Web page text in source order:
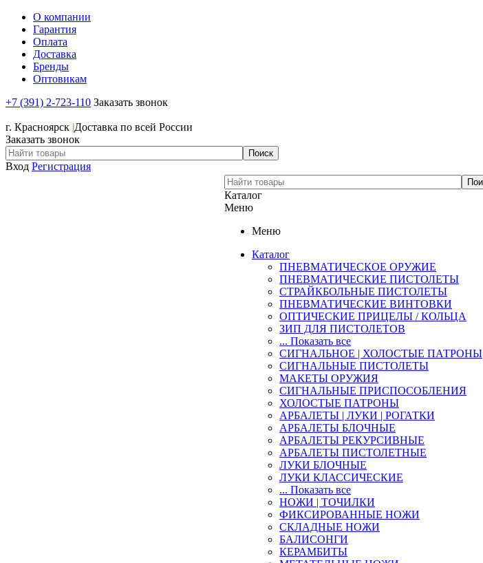
О компании
Гарантия
Оплата
Доставка
Бренды
Оптовикам
+7 (391) 2-723-110 Заказать звонок
г. Красноярск |Доставка по всей России
Заказать звонок
Вход Регистрация
Каталог
Меню
Меню
Каталог
ПНЕВМАТИЧЕСКОЕ ОРУЖИЕ
ПНЕВМАТИЧЕСКИЕ ПИСТОЛЕТЫ
СТРАЙКБОЛЬНЫЕ ПИСТОЛЕТЫ
ПНЕВМАТИЧЕСКИЕ ВИНТОВКИ
ОПТИЧЕСКИЕ ПРИЦЕЛЫ / КОЛЬЦА
ЗИП ДЛЯ ПИСТОЛЕТОВ
... Показать все
СИГНАЛЬНОЕ | ХОЛОСТЫЕ ПАТРОНЫ
СИГНАЛЬНЫЕ ПИСТОЛЕТЫ
МАКЕТЫ ОРУЖИЯ
СИГНАЛЬНЫЕ ПРИСПОСОБЛЕНИЯ
ХОЛОСТЫЕ ПАТРОНЫ
АРБАЛЕТЫ | ЛУКИ | РОГАТКИ
АРБАЛЕТЫ БЛОЧНЫЕ
АРБАЛЕТЫ РЕКУРСИВНЫЕ
АРБАЛЕТЫ ПИСТОЛЕТНЫЕ
ЛУКИ БЛОЧНЫЕ
ЛУКИ КЛАССИЧЕСКИЕ
... Показать все
НОЖИ | ТОЧИЛКИ
ФИКСИРОВАННЫЕ НОЖИ
СКЛАДНЫЕ НОЖИ
БАЛИСОНГИ
КЕРАМБИТЫ